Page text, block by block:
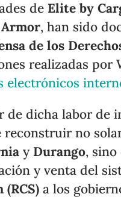
de Elite by
, han sido
de los
realizadas por
electrónicos
de dicha labor de
reconstruir no
y Durango, sino
y venta del
(RCS) a los